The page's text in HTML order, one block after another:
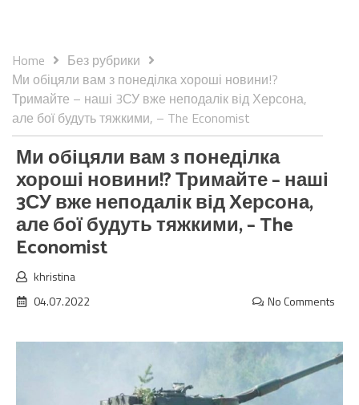
Home
Без рубрики
Ми обіцяли вам з понеділка хороші новини!?
Тримайте – наші 3СУ вже неподалік від Херсона,
але бої будуть тяжкими, – The Economist
Ми обіцяли вам з понеділка
хороші новини!? Тримайте – наші
3СУ вже неподалік від Херсона,
але бої будуть тяжкими, – The
Economist
khristina
04.07.2022
No Comments